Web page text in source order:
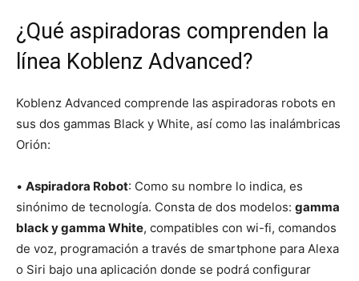
¿Qué aspiradoras comprenden la
línea Koblenz Advanced?
Koblenz Advanced comprende las aspiradoras robots en
sus dos gammas Black y White, así como las inalámbricas
Orión:
• Aspiradora Robot: Como su nombre lo indica, es
sinónimo de tecnología. Consta de dos modelos: gamma
black y gamma White, compatibles con wi-fi, comandos
de voz, programación a través de smartphone para Alexa
o Siri bajo una aplicación donde se podrá configurar